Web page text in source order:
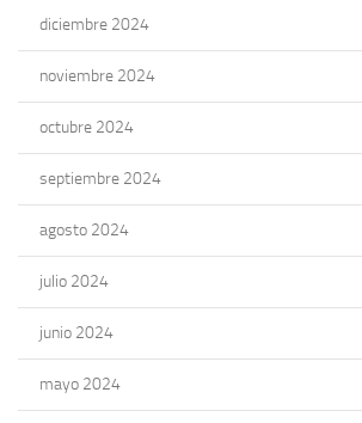
diciembre 2024
noviembre 2024
octubre 2024
septiembre 2024
agosto 2024
julio 2024
junio 2024
mayo 2024